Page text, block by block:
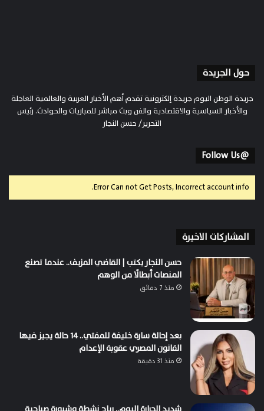
حول الجريدة
جريدة الوطن اليوم جريدة إلكترونية تقدم أهم الأخبار العربية والعالمية العاجلة
والأخبار السياسية والاقتصادية والفن وبث مباشر للمباريات والحوادث. رئيس
التحرير/ حسن النجار
@Follow Us
Error Can not Get Posts, Incorrect account info.
المشاركات الاخيرة
حسن النجار يكتب | القاضي المزيف.. عندما تصنع
المنصات أبطالًا من الوهم
منذ 7 دقائق
بعد إحالة سارة خليفة للمفتي.. 14 حالة يجيز فيها
القانون المصري عقوبة الإعدام
منذ 31 دقيقة